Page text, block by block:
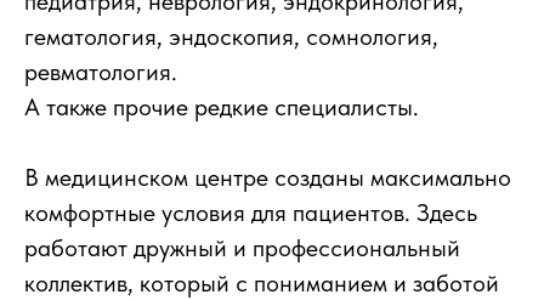
гематология, эндоскопия, сомнология,
ревматология.
А также прочие редкие специалисты.
В медицинском центре созданы максимально
комфортные условия для пациентов. Здесь
работают дружный и профессиональный
коллектив, который с пониманием и заботой